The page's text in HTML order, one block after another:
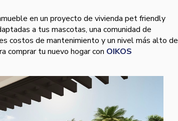
en un proyecto de vivienda pet friendly
a tus mascotas, una comunidad de
costos de mantenimiento y un nivel más alto de
comprar tu nuevo hogar con OIKOS